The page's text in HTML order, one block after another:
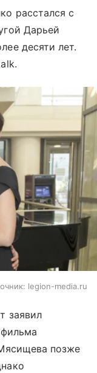
расстался с
Дарьей
десяти лет.
legion-media.ru
заявил
фильма
позже